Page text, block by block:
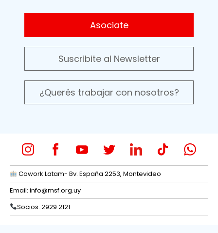
Asociate
Suscribite al Newsletter
¿Querés trabajar con nosotros?
Cowork Latam- Bv. España 2253, Montevideo
Email: info@msf.org.uy
Socios: 2929 2121